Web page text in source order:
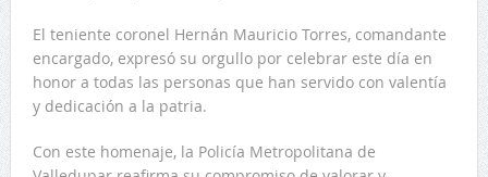
El teniente coronel Hernán Mauricio Torres, comandante
encargado, expresó su orgullo por celebrar este día en
honor a todas las personas que han servido con valentía
y dedicación a la patria.
Con este homenaje, la Policía Metropolitana de